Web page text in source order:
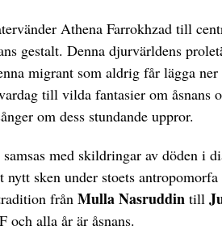
Athena Farrokhzad till
gestalt. Denna djurvärldens
migrant som aldrig får lägga
till vilda fantasier om åsnans
om dess stundande uppror.
med skildringar av döden i
nytt sken under stoets
från Mulla Nasruddin till
och alla år är åsnans.